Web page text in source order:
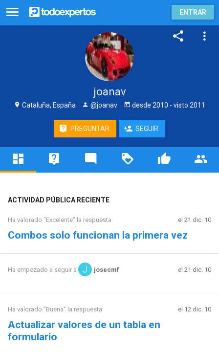
ENTRAR
joanav
Cataluña, España @joanav desde 2010 - visto 2011
PREGUNTAR SEGUIR
ACTIVIDAD PÚBLICA RECIENTE
Ha valorado "Excelente" la respuesta el 21 dic. 10
Combos solo funcionan la primera vez
Ha empezado a seguir a josecmf el 21 dic. 10
Ha valorado "Buena" la respuesta el 12 dic. 10
Actualizar valores de un tabla en
formulario